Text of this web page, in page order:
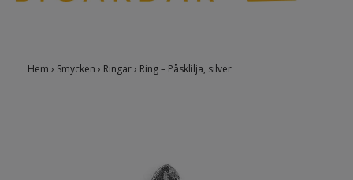
Hem › Smycken › Ringar› Ring – Påsklilja, silver